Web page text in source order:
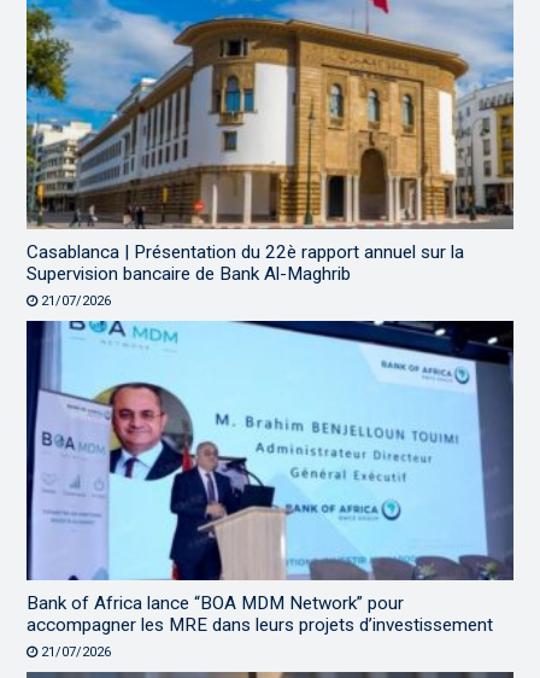
Casablanca | Présentation du 22è rapport annuel sur la
Supervision bancaire de Bank Al-Maghrib
21/07/2026
Bank of Africa lance “BOA MDM Network” pour
accompagner les MRE dans leurs projets d’investissement
21/07/2026